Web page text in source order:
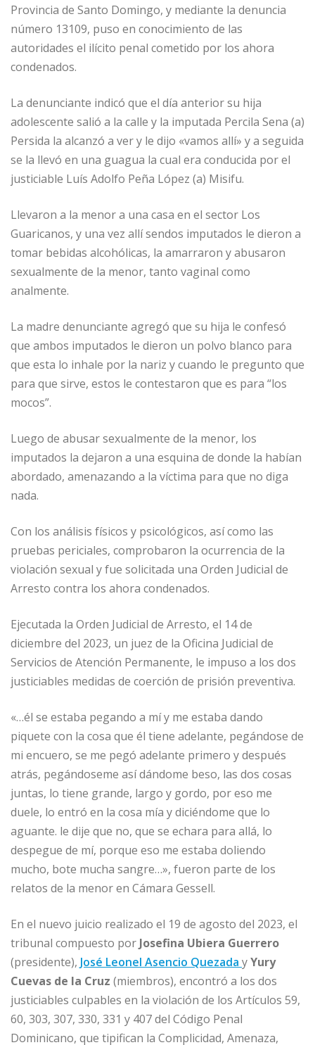
Provincia de Santo Domingo, y mediante la denuncia
número 13109, puso en conocimiento de las
autoridades el ilícito penal cometido por los ahora
condenados.
La denunciante indicó que el día anterior su hija
adolescente salió a la calle y la imputada Percila Sena (a)
Persida la alcanzó a ver y le dijo «vamos allí» y a seguida
se la llevó en una guagua la cual era conducida por el
justiciable Luís Adolfo Peña López (a) Misifu.
Llevaron a la menor a una casa en el sector Los
Guaricanos, y una vez allí sendos imputados le dieron a
tomar bebidas alcohólicas, la amarraron y abusaron
sexualmente de la menor, tanto vaginal como
analmente.
La madre denunciante agregó que su hija le confesó
que ambos imputados le dieron un polvo blanco para
que esta lo inhale por la nariz y cuando le pregunto que
para que sirve, estos le contestaron que es para “los
mocos”.
Luego de abusar sexualmente de la menor, los
imputados la dejaron a una esquina de donde la habían
abordado, amenazando a la víctima para que no diga
nada.
Con los análisis físicos y psicológicos, así como las
pruebas periciales, comprobaron la ocurrencia de la
violación sexual y fue solicitada una Orden Judicial de
Arresto contra los ahora condenados.
Ejecutada la Orden Judicial de Arresto, el 14 de
diciembre del 2023, un juez de la Oficina Judicial de
Servicios de Atención Permanente, le impuso a los dos
justiciables medidas de coerción de prisión preventiva.
«…él se estaba pegando a mí y me estaba dando
piquete con la cosa que él tiene adelante, pegándose de
mi encuero, se me pegó adelante primero y después
atrás, pegándoseme así dándome beso, las dos cosas
juntas, lo tiene grande, largo y gordo, por eso me
duele, lo entró en la cosa mía y diciéndome que lo
aguante. le dije que no, que se echara para allá, lo
despegue de mí, porque eso me estaba doliendo
mucho, bote mucha sangre…», fueron parte de los
relatos de la menor en Cámara Gessell.
En el nuevo juicio realizado el 19 de agosto del 2023, el
tribunal compuesto por Josefina Ubiera Guerrero
(presidente), José Leonel Asencio Quezada yYury
Cuevas de la Cruz (miembros), encontró a los dos
justiciables culpables en la violación de los Artículos 59,
60, 303, 307, 330, 331 y 407 del Código Penal
Dominicano, que tipifican la Complicidad, Amenaza,